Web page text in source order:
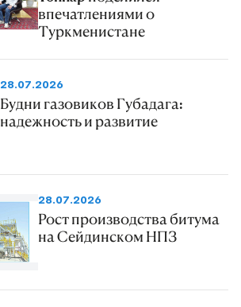
впечатлениями о
Туркменистане
28.07.2026
Будни газовиков Губадага:
надежность и развитие
28.07.2026
Рост производства битума
на Сейдинском НПЗ